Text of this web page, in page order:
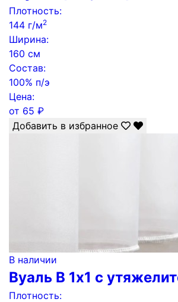
Плотность:
144 г/м2
Ширина:
160 см
Состав:
100% п/э
Цена:
от 65 ₽
Добавить в избранное
В наличии
Вуаль B 1х1 с
Плотность: